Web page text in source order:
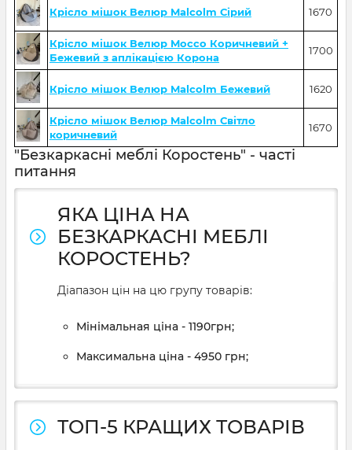
Крісло мішок Велюр Malcolm Сірий 1670
Крісло мішок Велюр Mocco Коричневий +
Бежевий з аплікацією Корона
1700
Крісло мішок Велюр Malcolm Бежевий 1620
Крісло мішок Велюр Malcolm Світло
коричневий
1670
"Безкаркасні меблі Коростень" - часті
питання
ЯКА ЦІНА НА
БЕЗКАРКАСНІ МЕБЛІ
КОРОСТЕНЬ?
Діапазон цін на цю групу товарів:
Мінімальная ціна - 1190грн;
Максимальна ціна - 4950 грн;
ТОП-5 КРАЩИХ ТОВАРІВ